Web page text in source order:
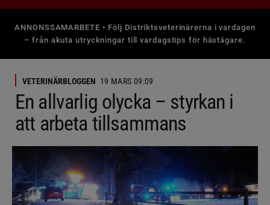
ANNONSSAMARBETE • Följ Distriktsveterinärerna i vardagen
– från akuta utryckningar till vardagstips för hästägare.
VETERINÄRBLOGGEN 19 MARS 09:09
En allvarlig olycka – styrkan i
att arbeta tillsammans